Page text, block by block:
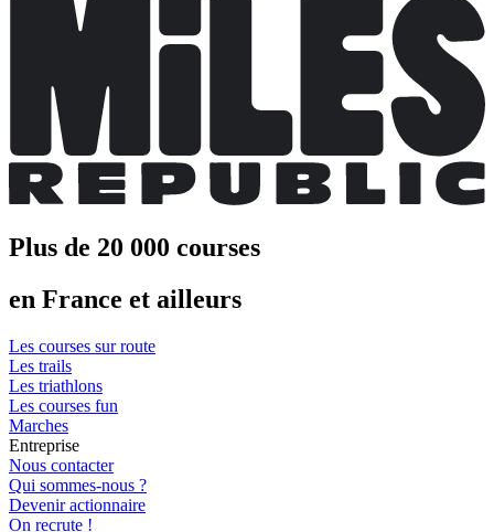
Plus de 20 000 courses
en France et ailleurs
Les courses sur route
Les trails
Les triathlons
Les courses fun
Marches
Entreprise
Nous contacter
Qui sommes-nous ?
Devenir actionnaire
On recrute !